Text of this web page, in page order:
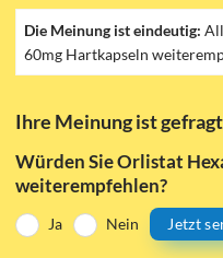
Die Meinung ist eindeutig:
60mg Hartkapseln
Ihre Meinung ist
Würden Sie Orlistat
weiterempfehlen?
Ja Nein Jetzt